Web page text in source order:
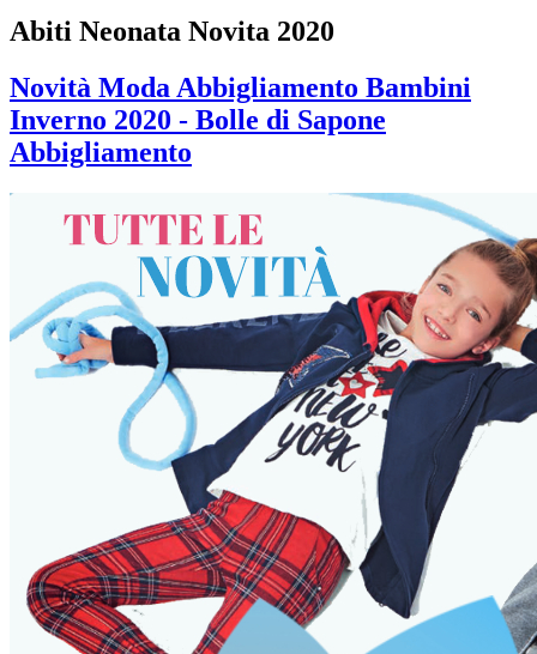
Abiti Neonata Novita 2020
Novità Moda Abbigliamento Bambini
Inverno 2020 - Bolle di Sapone
Abbigliamento